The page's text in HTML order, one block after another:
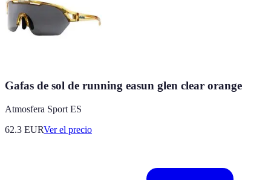
Gafas de sol de running easun glen clear orange
Atmosfera Sport ES
62.3 EURVer el precio